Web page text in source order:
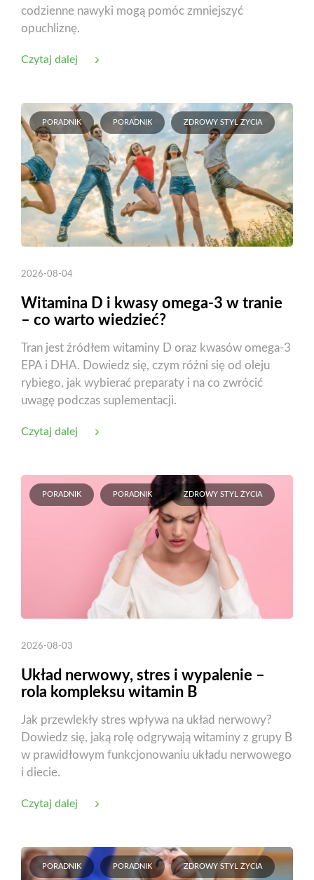
codzienne nawyki mogą pomóc zmniejszyć
opuchliznę.
Czytaj dalej
PORADNIK PORADNIK ZDROWY STYL ŻYCIA
2026-08-04
Witamina D i kwasy omega-3 w tranie
– co warto wiedzieć?
Tran jest źródłem witaminy D oraz kwasów omega-3
EPA i DHA. Dowiedz się, czym różni się od oleju
rybiego, jak wybierać preparaty i na co zwrócić
uwagę podczas suplementacji.
Czytaj dalej
PORADNIK PORADNIK ZDROWY STYL ŻYCIA
2026-08-03
Układ nerwowy, stres i wypalenie –
rola kompleksu witamin B
Jak przewlekły stres wpływa na układ nerwowy?
Dowiedz się, jaką rolę odgrywają witaminy z grupy B
w prawidłowym funkcjonowaniu układu nerwowego
i diecie.
Czytaj dalej
PORADNIK PORADNIK ZDROWY STYL ŻYCIA